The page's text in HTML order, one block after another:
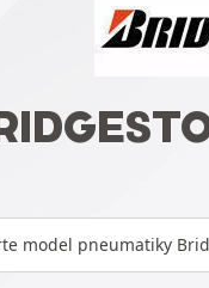
model pneumatiky